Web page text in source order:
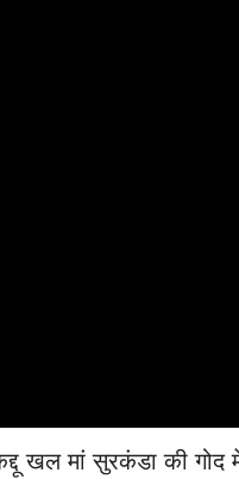
खल मां सुरकंडा की गोद